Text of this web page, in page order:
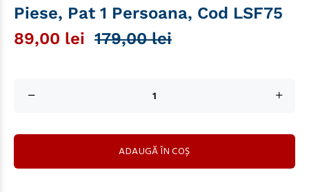
Piese, Pat 1 Persoana, Cod LSF75
89,00 lei 179,00 lei
ADAUGĂ ÎN COȘ